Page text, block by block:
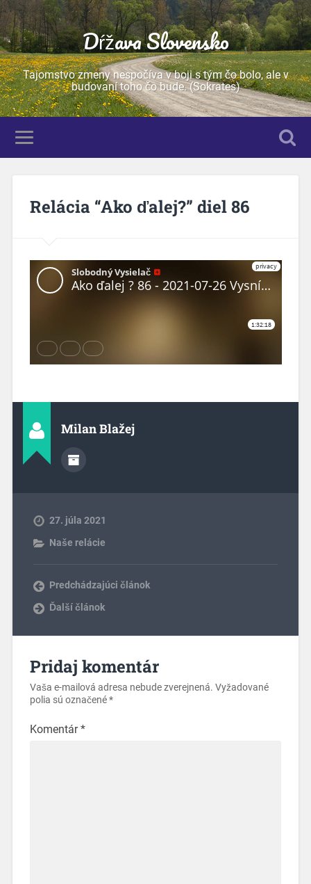
Dŕžava Slovensko
Tajomstvo zmeny nespočíva v boji s tým čo bolo, ale v
budovaní toho čo bude. (Sokrates)
Relácia “Ako ďalej?” diel 86
Milan Blažej
27. júla 2021
Naše relácie
Predchádzajúci článok
Ďalší článok
Pridaj komentár
Vaša e-mailová adresa nebude zverejnená. Vyžadované
polia sú označené*
Komentár*